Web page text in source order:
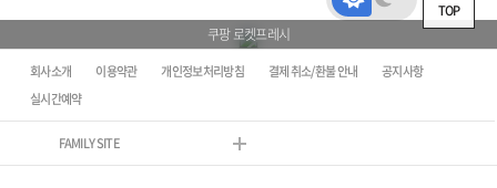
TOP
쿠팡 로켓프레시
회사소개 이용약관 개인정보처리방침 결제 취소/환불 안내
공지사항
실시간예약
FAMILY SITE